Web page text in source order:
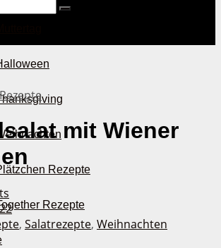
Rezepte
Rezepte
mit Wiener
, Salatrezepte, Weihnachten